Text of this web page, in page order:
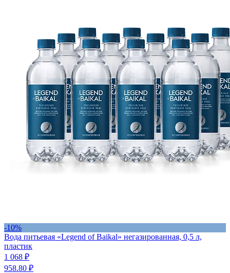
-10%
Вода питьевая «Legend of Baikal» негазированная, 0,5 л,
пластик
1 068 ₽
958.80 ₽